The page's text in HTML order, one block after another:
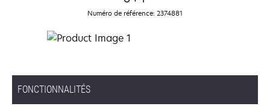
Numéro de référence: 2374881
FONCTIONNALITÉS